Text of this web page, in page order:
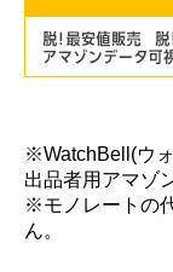
※WatchBell(ウ
出品者用アマゾ
※モノレートの
ん。